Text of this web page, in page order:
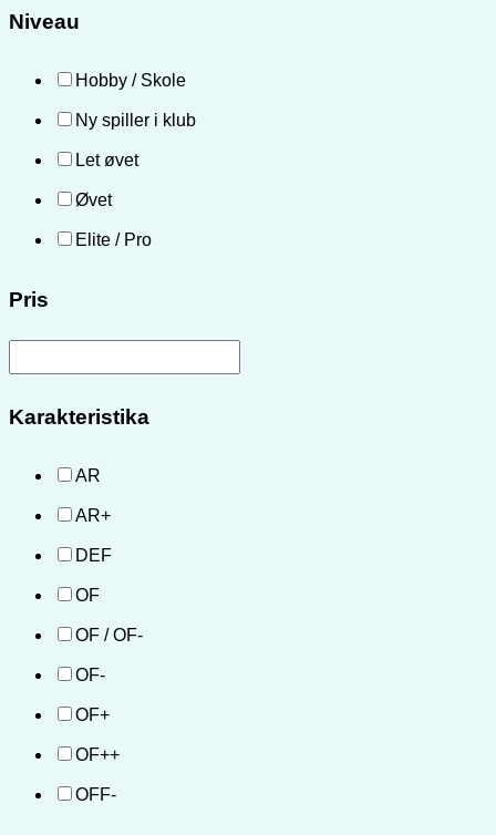
Niveau
Hobby / Skole
Ny spiller i klub
Let øvet
Øvet
Elite / Pro
Pris
Karakteristika
AR
AR+
DEF
OF
OF / OF-
OF-
OF+
OF++
OFF-